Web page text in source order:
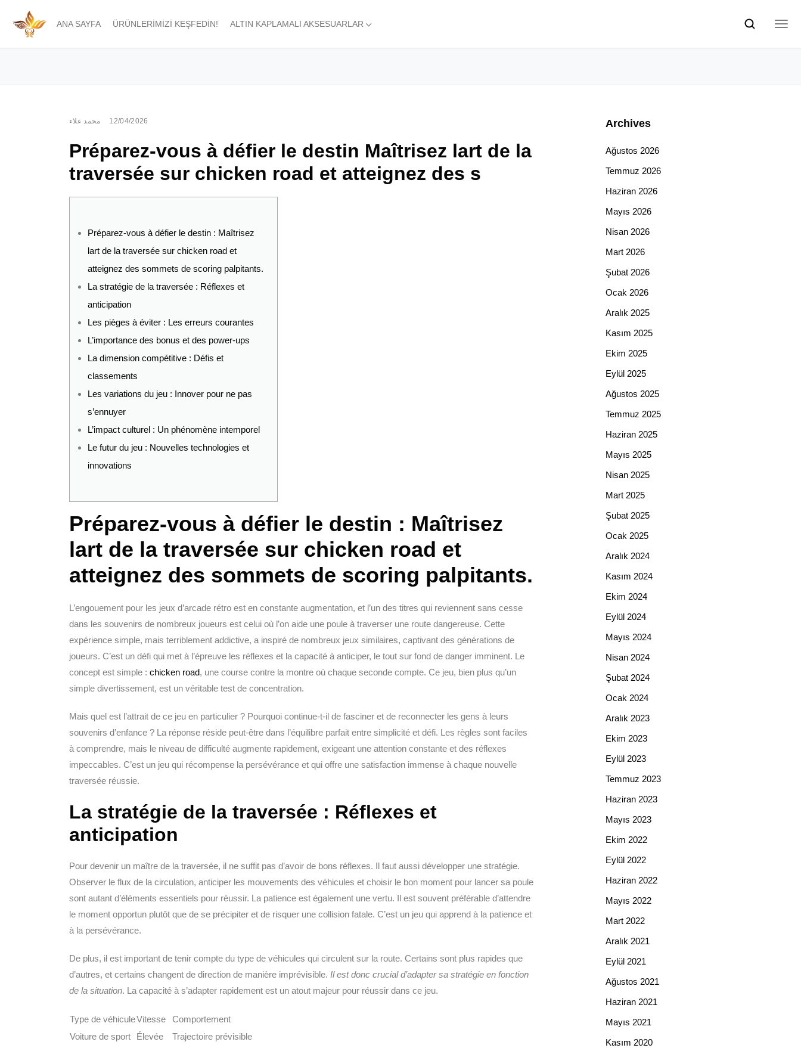
ANA SAYFA ÜRÜNLERIMIZI KEŞFEDIN! ALTIN KAPLAMALI AKSESUARLAR
محمد علاء 12/04/2026
Préparez-vous à défier le destin Maîtrisez lart de la
traversée sur chicken road et atteignez des s
Préparez-vous à défier le destin : Maîtrisez
lart de la traversée sur chicken road et
atteignez des sommets de scoring palpitants.
La stratégie de la traversée : Réflexes et
anticipation
Les pièges à éviter : Les erreurs courantes
L’importance des bonus et des power-ups
La dimension compétitive : Défis et
classements
Les variations du jeu : Innover pour ne pas
s’ennuyer
L’impact culturel : Un phénomène intemporel
Le futur du jeu : Nouvelles technologies et
innovations
Préparez-vous à défier le destin : Maîtrisez
lart de la traversée sur chicken road et
atteignez des sommets de scoring palpitants.
L’engouement pour les jeux d’arcade rétro est en constante augmentation, et l’un des titres qui reviennent sans cesse
dans les souvenirs de nombreux joueurs est celui où l’on aide une poule à traverser une route dangereuse. Cette
expérience simple, mais terriblement addictive, a inspiré de nombreux jeux similaires, captivant des générations de
joueurs. C’est un défi qui met à l’épreuve les réflexes et la capacité à anticiper, le tout sur fond de danger imminent. Le
concept est simple : chicken road, une course contre la montre où chaque seconde compte. Ce jeu, bien plus qu’un
simple divertissement, est un véritable test de concentration.
Mais quel est l’attrait de ce jeu en particulier ? Pourquoi continue-t-il de fasciner et de reconnecter les gens à leurs
souvenirs d’enfance ? La réponse réside peut-être dans l’équilibre parfait entre simplicité et défi. Les règles sont faciles
à comprendre, mais le niveau de difficulté augmente rapidement, exigeant une attention constante et des réflexes
impeccables. C’est un jeu qui récompense la persévérance et qui offre une satisfaction immense à chaque nouvelle
traversée réussie.
La stratégie de la traversée : Réflexes et
anticipation
Pour devenir un maître de la traversée, il ne suffit pas d’avoir de bons réflexes. Il faut aussi développer une stratégie.
Observer le flux de la circulation, anticiper les mouvements des véhicules et choisir le bon moment pour lancer sa poule
sont autant d’éléments essentiels pour réussir. La patience est également une vertu. Il est souvent préférable d’attendre
le moment opportun plutôt que de se précipiter et de risquer une collision fatale. C’est un jeu qui apprend à la patience et
à la persévérance.
De plus, il est important de tenir compte du type de véhicules qui circulent sur la route. Certains sont plus rapides que
d’autres, et certains changent de direction de manière imprévisible. Il est donc crucial d’adapter sa stratégie en fonction
de la situation. La capacité à s’adapter rapidement est un atout majeur pour réussir dans ce jeu.
Type de véhiculeVitesse
Comportement
Voiture de sport
Élevée
Trajectoire prévisible
Archives
Ağustos 2026
Temmuz 2026
Haziran 2026
Mayıs 2026
Nisan 2026
Mart 2026
Şubat 2026
Ocak 2026
Aralık 2025
Kasım 2025
Ekim 2025
Eylül 2025
Ağustos 2025
Temmuz 2025
Haziran 2025
Mayıs 2025
Nisan 2025
Mart 2025
Şubat 2025
Ocak 2025
Aralık 2024
Kasım 2024
Ekim 2024
Eylül 2024
Mayıs 2024
Nisan 2024
Şubat 2024
Ocak 2024
Aralık 2023
Ekim 2023
Eylül 2023
Temmuz 2023
Haziran 2023
Mayıs 2023
Ekim 2022
Eylül 2022
Haziran 2022
Mayıs 2022
Mart 2022
Aralık 2021
Eylül 2021
Ağustos 2021
Haziran 2021
Mayıs 2021
Kasım 2020